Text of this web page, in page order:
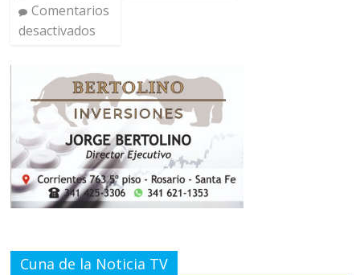
Comentarios
desactivados
Cuna de la Noticia TV